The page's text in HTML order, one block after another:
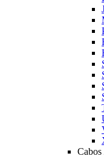
Cabos